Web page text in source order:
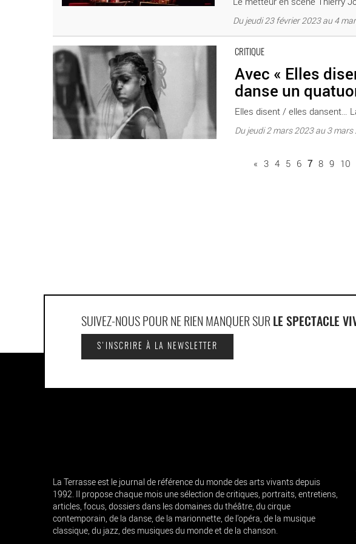
Du jeudi 23 février 2023 au 4
CRITIQUE
Avec « Elles
danse un
Elles disent / elles dansent…
Du jeudi 2 mars 2023 au 3 mars
Avec « Elles disent », Nach chorégraphie et danse un quatuor féminin -
« 3 4 5 6 7 8 9 10
SUIVEZ-NOUS POUR NE RIEN MANQUER SUR LE SPECTACLE
S'INSCRIRE À LA NEWSLETTER
La Terrasse est le journal de référence du monde des arts vivants depuis
1992. Il propose chaque mois une sélection de critiques, portraits, entretiens,
articles, focus, dossiers dans les domaines du théâtre, du cirque
contemporain, de la danse, de la marionnette, de l’opéra, de la musique
classique, du jazz, des musiques du monde et de la chanson.